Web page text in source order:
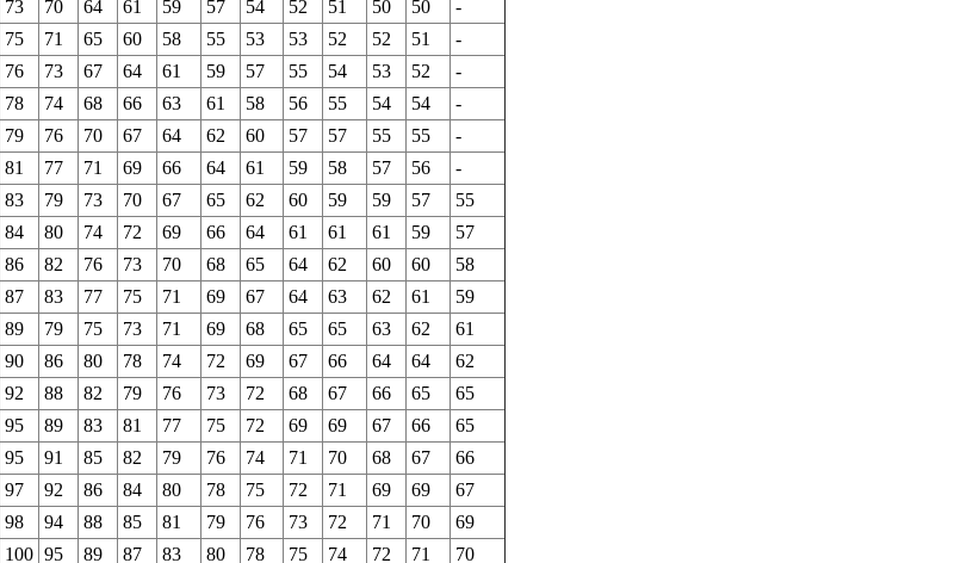
73 70 64 61 59 57 54 52 51 50 50
-
75 71 65 60 58 55 53 53 52 52 51
-
76 73 67 64 61 59 57 55 54 53 52
-
78 74 68 66 63 61 58 56 55 54 54
-
79 76 70 67 64 62 60 57 57 55 55
-
81 77 71 69 66 64 61 59 58 57 56
-
83 79 73 70 67 65 62 60 59 59 57
55
84 80 74 72 69 66 64 61 61 61 59
57
86 82 76 73 70 68 65 64 62 60 60
58
87 83 77 75 71 69 67 64 63 62 61
59
89 79 75 73 71 69 68 65 65 63 62
61
90 86 80 78 74 72 69 67 66 64 64
62
92 88 82 79 76 73 72 68 67 66 65
65
95 89 83 81 77 75 72 69 69 67 66
65
95 91 85 82 79 76 74 71 70 68 67
66
97 92 86 84 80 78 75 72 71 69 69
67
98 94 88 85 81 79 76 73 72 71 70
69
100 95 89 87 83 80 78 75 74 72 71
70